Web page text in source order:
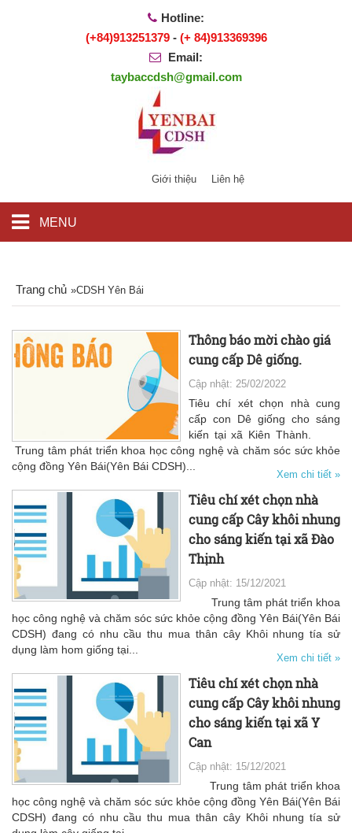
Hotline:
(+84)913251379- (+ 84)913369396
Email:
taybaccdsh@gmail.com
Giới thiệu Liên hệ
MENU
Trang chủ »CDSH Yên Bái
Thông báo mời chào giá
cung cấp Dê giống.
Cập nhật: 25/02/2022
Tiêu chí xét chọn nhà cung
cấp con Dê giống cho sáng
kiến tại xã Kiên Thành.
Trung tâm phát triển khoa học công nghệ và chăm sóc sức khỏe
cộng đồng Yên Bái(Yên Bái CDSH)...
Xem chi tiết »
Tiêu chí xét chọn nhà
cung cấp Cây khôi nhung
cho sáng kiến tại xã Đào
Thịnh
Cập nhật: 15/12/2021
Trung tâm phát triển khoa
học công nghệ và chăm sóc sức khỏe cộng đồng Yên Bái(Yên Bái
CDSH) đang có nhu cầu thu mua thân cây Khôi nhung tía sử
dụng làm hom giống tại...
Xem chi tiết »
Tiêu chí xét chọn nhà
cung cấp Cây khôi nhung
cho sáng kiến tại xã Y
Can
Cập nhật: 15/12/2021
Trung tâm phát triển khoa
học công nghệ và chăm sóc sức khỏe cộng đồng Yên Bái(Yên Bái
CDSH) đang có nhu cầu thu mua thân cây Khôi nhung tía sử